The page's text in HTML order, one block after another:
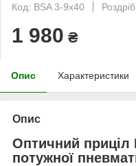
Код: BSA 3-9x40
Роздріб
1 980 ₴
Опис Характеристики
Опис
Оптичний приціл
потужної